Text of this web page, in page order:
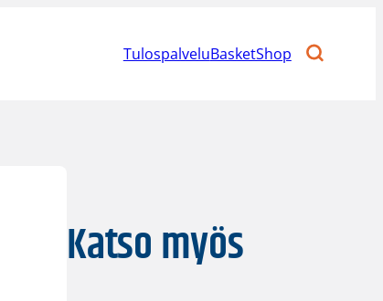
TulospalveluBasketShop
Katso myös